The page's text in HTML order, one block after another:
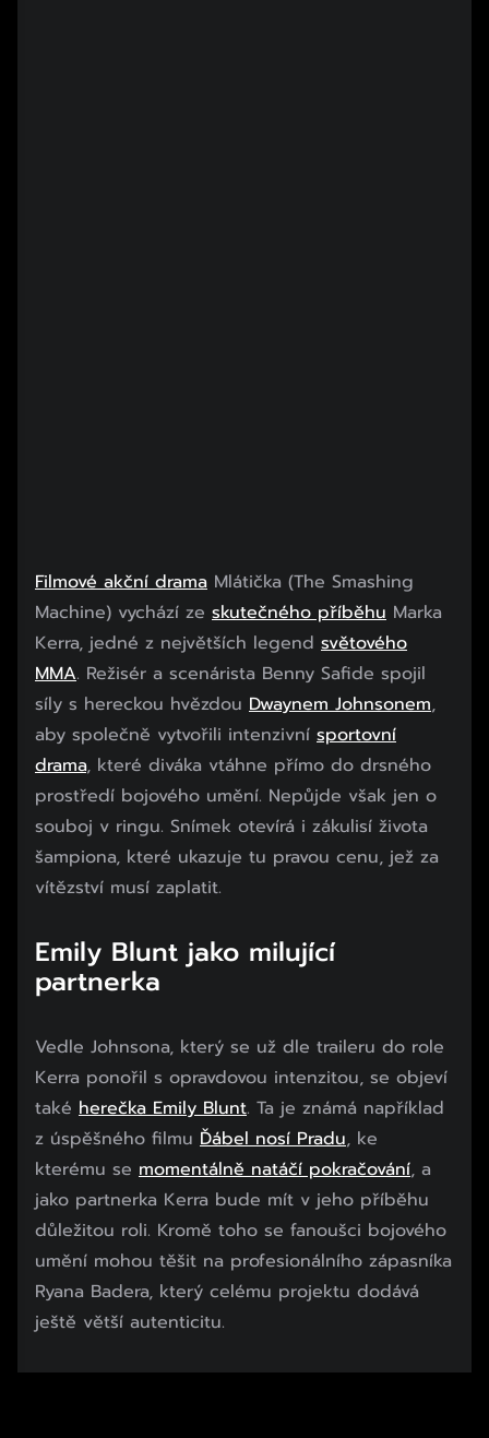
Filmové akční drama Mlátička (The Smashing
Machine) vychází ze skutečného příběhu Marka
Kerra, jedné z největších legend světového
MMA. Režisér a scenárista Benny Safide spojil
síly s hereckou hvězdou Dwaynem Johnsonem,
aby společně vytvořili intenzivní sportovní
drama, které diváka vtáhne přímo do drsného
prostředí bojového umění. Nepůjde však jen o
souboj v ringu. Snímek otevírá i zákulisí života
šampiona, které ukazuje tu pravou cenu, jež za
vítězství musí zaplatit.
Emily Blunt jako milující
partnerka
Vedle Johnsona, který se už dle traileru do role
Kerra ponořil s opravdovou intenzitou, se objeví
také herečka Emily Blunt. Ta je známá například
z úspěšného filmu Ďábel nosí Pradu, ke
kterému se momentálně natáčí pokračování, a
jako partnerka Kerra bude mít v jeho příběhu
důležitou roli. Kromě toho se fanoušci bojového
umění mohou těšit na profesionálního zápasníka
Ryana Badera, který celému projektu dodává
ještě větší autenticitu.